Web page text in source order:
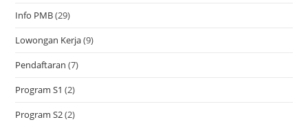
Info PMB(29)
Lowongan Kerja(9)
Pendaftaran (7)
Program S1 (2)
Program S2(2)